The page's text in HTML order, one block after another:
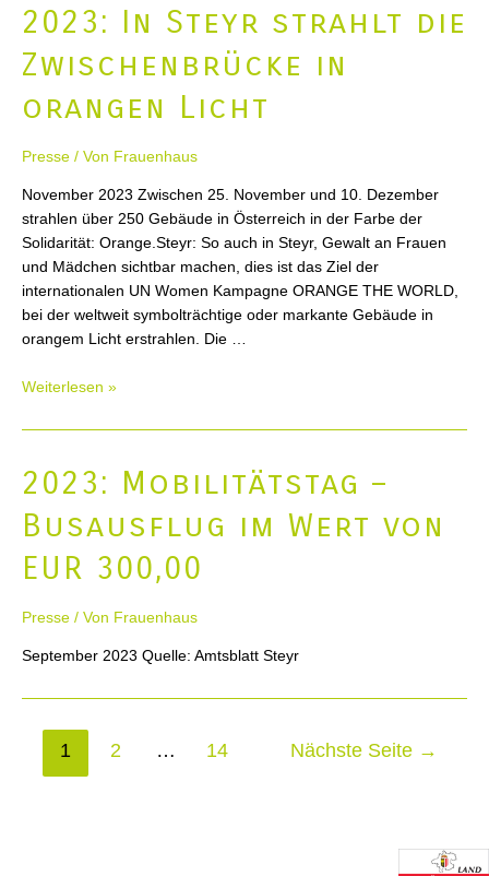
Lösung“
2023: In Steyr strahlt die
Zwischenbrücke in
orangen Licht
Presse / Von Frauenhaus
November 2023 Zwischen 25. November und 10. Dezember
strahlen über 250 Gebäude in Österreich in der Farbe der
Solidarität: Orange.Steyr: So auch in Steyr, Gewalt an Frauen
und Mädchen sichtbar machen, dies ist das Ziel der
internationalen UN Women Kampagne ORANGE THE WORLD,
bei der weltweit symbolträchtige oder markante Gebäude in
orangem Licht erstrahlen. Die …
2023:
Steyr
die
in
orangen
Licht
Weiterlesen »
2023: Mobilitätstag –
Busausflug im Wert von
EUR 300,00
Presse / Von Frauenhaus
September 2023 Quelle: Amtsblatt Steyr
Seitennummerierung
1 2 … 14 Nächste Seite →